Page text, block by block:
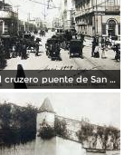
El cruzero puente de San Francisco y Guardiola por el fotografo Felix Miret.